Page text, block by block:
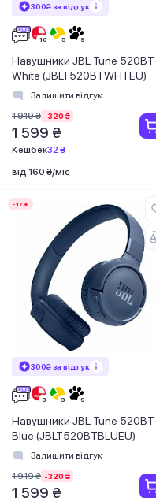
300₴ за відгук
Навушники JBL Tune 520BT
White (JBLT520BTWHTEU)
Залишити відгук
1 919 ₴ -320 ₴
1 599 ₴
Кешбек32 ₴
від 160 ₴/міс
-17%
300₴ за відгук
Навушники JBL Tune 520BT
Blue (JBLT520BTBLUEU)
Залишити відгук
1 919 ₴ -320 ₴
1 599 ₴